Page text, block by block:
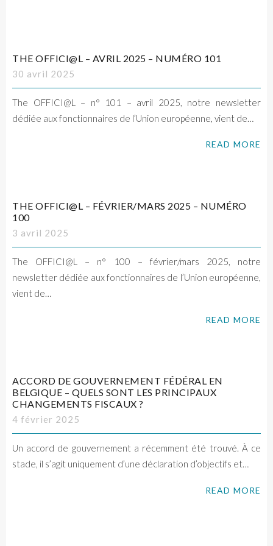
THE OFFICI@L – AVRIL 2025 – NUMÉRO 101
30 avril 2025
The OFFICI@L – n° 101 – avril 2025, notre newsletter
dédiée aux fonctionnaires de l’Union européenne, vient de…
READ MORE
THE OFFICI@L – FÉVRIER/MARS 2025 – NUMÉRO
100
3 avril 2025
The OFFICI@L – n° 100 – février/mars 2025, notre
newsletter dédiée aux fonctionnaires de l’Union européenne,
vient de…
READ MORE
ACCORD DE GOUVERNEMENT FÉDÉRAL EN
BELGIQUE – QUELS SONT LES PRINCIPAUX
CHANGEMENTS FISCAUX ?
4 février 2025
Un accord de gouvernement a récemment été trouvé. À ce
stade, il s’agit uniquement d’une déclaration d’objectifs et…
READ MORE